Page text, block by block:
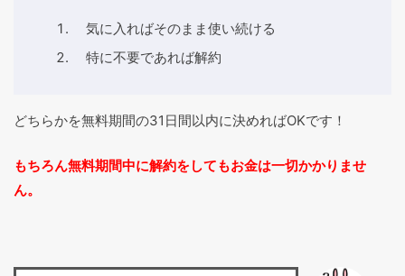
気に入ればそのまま使い続ける
特に不要であれば解約
どちらかを無料期間の31日間以内に決めればOKです！
もちろん無料期間中に解約をしてもお金は一切かかりませ
ん。